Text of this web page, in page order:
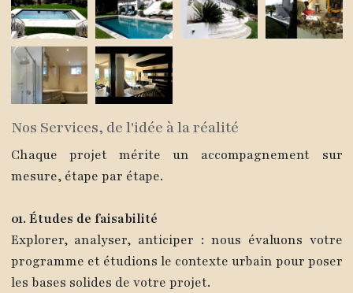
Nos Services, de l'idée à la réalité
Chaque projet mérite un accompagnement sur
mesure, étape par étape.
01. Études de faisabilité
Explorer, analyser, anticiper : nous évaluons votre
programme et étudions le contexte urbain pour poser
les bases solides de votre projet.